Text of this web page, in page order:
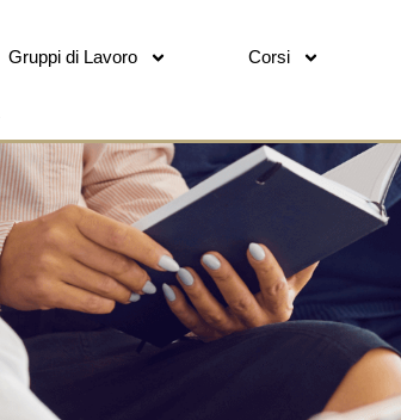
Gruppi di Lavoro Corsi